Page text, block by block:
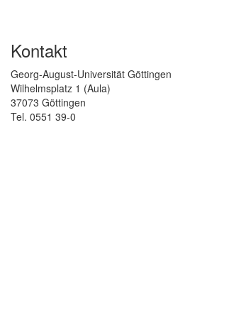
Kontakt
Georg-August-Universität Göttingen
Wilhelmsplatz 1 (Aula)
37073 Göttingen
Tel. 0551 39-0